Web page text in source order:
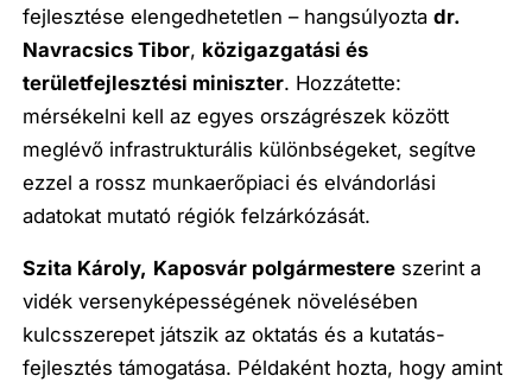
fejlesztése elengedhetetlen – hangsúlyoztadr.
Navracsics Tibor, közigazgatási és
területfejlesztési miniszter. Hozzátette:
mérsékelni kell az egyes országrészek között
meglévő infrastrukturális különbségeket, segítve
ezzel a rossz munkaerőpiaci és elvándorlási
adatokat mutató régiók felzárkózását.
Szita Károly, Kaposvár polgármestere szerint a
vidék versenyképességének növelésében
kulcsszerepet játszik az oktatás és a kutatás-
fejlesztés támogatása. Példaként hozta, hogy amint